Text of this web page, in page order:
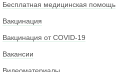
Бесплатная медицинская помощь
Вакцинация
Вакцинация от COVID-19
Вакансии